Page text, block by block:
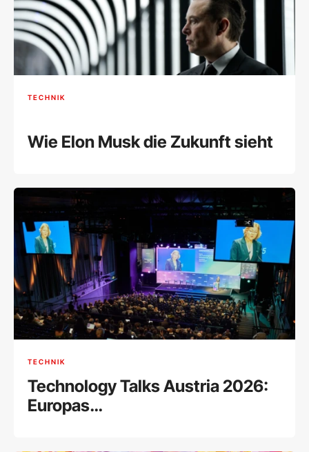
TECHNIK
Wie Elon Musk die Zukunft sieht
TECHNIK
Technology Talks Austria 2026:
Europas